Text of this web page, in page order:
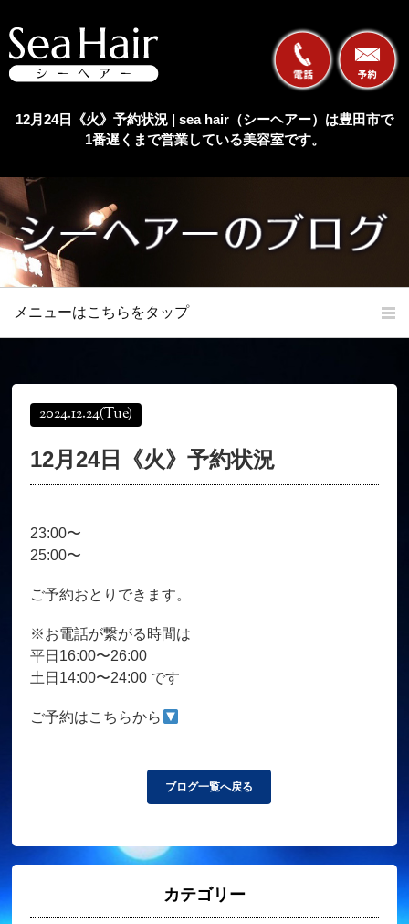
12月24日《火》予約状況 | sea hair（シーヘアー）は豊田市で
1番遅くまで営業している美容室です。
メニューはこちらをタップ
オンラインショップ
育毛コース よくある質問
お客様の声
2024.12.24(Tue)
12月24日《火》予約状況
23:00〜
25:00〜
ご予約おとりできます。
※お電話が繋がる時間は
平日16:00〜26:00
土日14:00〜24:00 です
ご予約はこちらから
ブログ一覧へ戻る
カテゴリー